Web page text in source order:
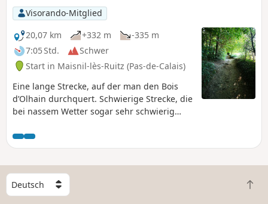
Visorando-Mitglied
20,07 km
+332 m
-335 m
7:05 Std.
Schwer
Start in Maisnil-lès-Ruitz (Pas-de-Calais)
Eine lange Strecke, auf der man den Bois
d’Olhain durchquert. Schwierige Strecke, die
bei nassem Wetter sogar sehr schwierig
die Beschreibung nicht ganz eindeutig,
daher empfehle ich die Nutzung der App.
W
ä
Z